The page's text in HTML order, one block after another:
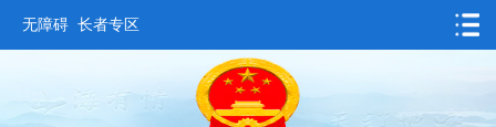
无障碍 长者专区
要闻动态